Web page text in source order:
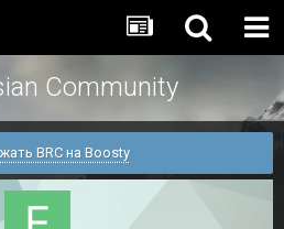
Community
BRC на Boosty